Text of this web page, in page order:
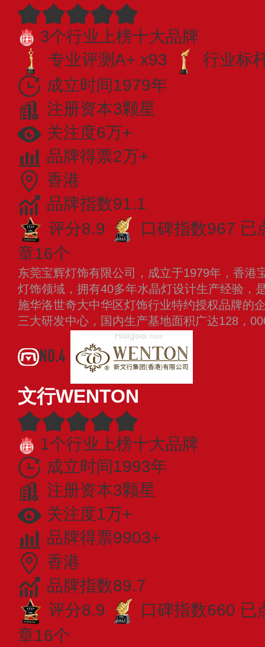
3个行业上榜十大品牌
专业评测A+ x93
行业标
成立时间1979年
注册资本3颗星
关注度6万+
品牌得票2万+
香港
品牌指数91.1
评分8.9
口碑指数967 已
章16个
东莞宝辉灯饰有限公司，成立于1979年，香港
灯饰领域，拥有40多年水晶灯设计生产经验，
施华洛世奇大中华区灯饰行业特约授权品牌的
三大研发中心，国内生产基地面积广达128，
NO.4
文行WENTON
1个行业上榜十大品牌
成立时间1993年
注册资本3颗星
关注度1万+
品牌得票9903+
香港
品牌指数89.7
评分8.9
口碑指数660 已
章16个